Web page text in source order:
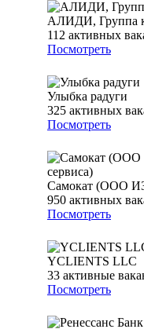
АЛИДИ, Группа
112 активных
Посмотреть
Улыбка радуги
325 активных
Посмотреть
Самокат (ООО
950 активных
Посмотреть
YCLIENTS LLC
33 активные
Посмотреть